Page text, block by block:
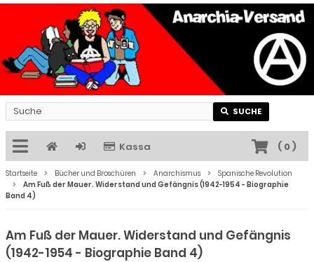
SUCHE
Kassa ( 0)
Startseite Bücher und Broschüren Anarchismus
Spanische Revolution
Am Fuß der Mauer. Widerstand und Gefängnis (1942-1954 - Biographie
Band 4)
Am Fuß der Mauer. Widerstand und Gefängnis
(1942-1954 - Biographie Band 4)